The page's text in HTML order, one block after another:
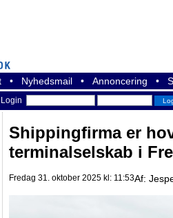
• Nyhedsmail • Annoncering •
Login
Shippingfirma er
terminalselskab i
Fredag 31. oktober 2025 kl: 11:53Af: